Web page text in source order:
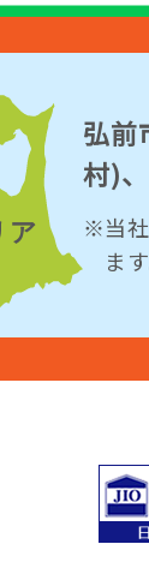
弘前
村)
当
ま